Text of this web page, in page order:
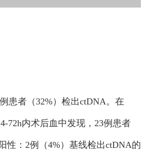
患者（32%）检出ctDNA。在
72h内术后血中发现，23例患者
性：2例（4%）基线检出ctDNA的